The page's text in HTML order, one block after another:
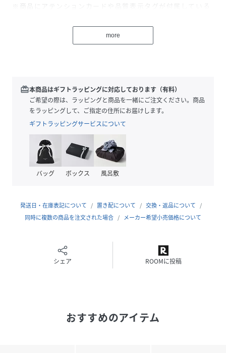
※商品にアテンションカードや品質表示タグが付属している
※本製品は、スマートフォンに使用する用途で企画された商
品ですので他用途に使用しないでください。
原産国 中国
素材 -
FREE
QX4944_6544WA17347
(6544WA17347-347-UNI QX4944
more
redeem本商品はギフトラッピングに対応しております（有料）
ご希望の際は、ラッピングと商品を一緒にご注文ください。商品
をラッピングして、ご指定の住所にお届けします。
ギフトラッピングサービスについて
バッグ ボックス 風呂敷
発送日・在庫表記について 置き配について
交換・返品について
同時に複数の商品を注文された場合
メーカー希望小売価格について
シェア ROOMに投稿
おすすめのアイテム